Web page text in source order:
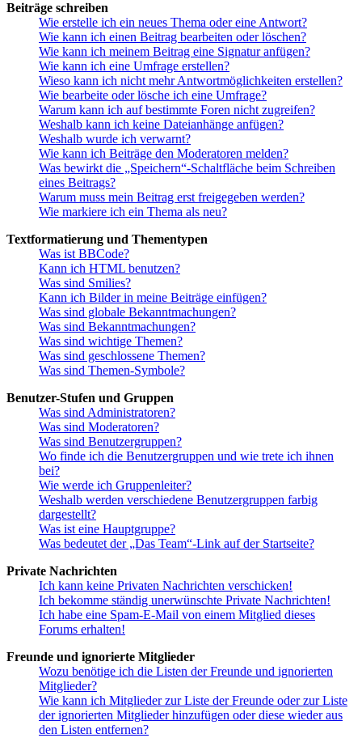
Beiträge schreiben
Wie erstelle ich ein neues Thema oder eine Antwort?
Wie kann ich einen Beitrag bearbeiten oder löschen?
Wie kann ich meinem Beitrag eine Signatur anfügen?
Wie kann ich eine Umfrage erstellen?
Wieso kann ich nicht mehr Antwortmöglichkeiten erstellen?
Wie bearbeite oder lösche ich eine Umfrage?
Warum kann ich auf bestimmte Foren nicht zugreifen?
Weshalb kann ich keine Dateianhänge anfügen?
Weshalb wurde ich verwarnt?
Wie kann ich Beiträge den Moderatoren melden?
Was bewirkt die „Speichern“-Schaltfläche beim Schreiben
eines Beitrags?
Warum muss mein Beitrag erst freigegeben werden?
Wie markiere ich ein Thema als neu?
Textformatierung und Thementypen
Was ist BBCode?
Kann ich HTML benutzen?
Was sind Smilies?
Kann ich Bilder in meine Beiträge einfügen?
Was sind globale Bekanntmachungen?
Was sind Bekanntmachungen?
Was sind wichtige Themen?
Was sind geschlossene Themen?
Was sind Themen-Symbole?
Benutzer-Stufen und Gruppen
Was sind Administratoren?
Was sind Moderatoren?
Was sind Benutzergruppen?
Wo finde ich die Benutzergruppen und wie trete ich ihnen
bei?
Wie werde ich Gruppenleiter?
Weshalb werden verschiedene Benutzergruppen farbig
dargestellt?
Was ist eine Hauptgruppe?
Was bedeutet der „Das Team“-Link auf der Startseite?
Private Nachrichten
Ich kann keine Privaten Nachrichten verschicken!
Ich bekomme ständig unerwünschte Private Nachrichten!
Ich habe eine Spam-E-Mail von einem Mitglied dieses
Forums erhalten!
Freunde und ignorierte Mitglieder
Wozu benötige ich die Listen der Freunde und ignorierten
Mitglieder?
Wie kann ich Mitglieder zur Liste der Freunde oder zur Liste
der ignorierten Mitglieder hinzufügen oder diese wieder aus
den Listen entfernen?